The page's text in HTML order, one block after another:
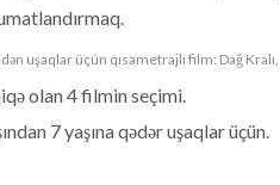
uşaqlar üçün qısametrajlı film: Dağ
olan 4 filmin seçimi.
7 yaşına qədər uşaqlar üçün.